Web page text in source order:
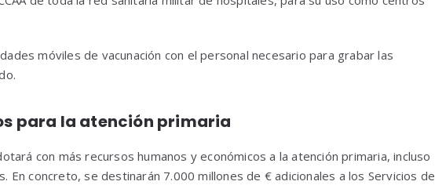
móviles de vacunación con el personal necesario para grabar las
para la atención primaria
con más recursos humanos y económicos a la atención primaria, incluso
En concreto, se destinarán 7.000 millones de € adicionales a los Servicios de